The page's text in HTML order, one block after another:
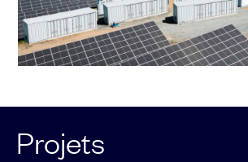
Projets